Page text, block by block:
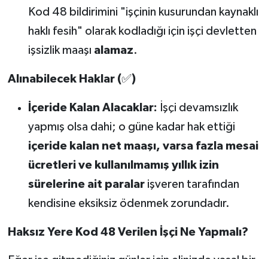
Kod 48 bildirimini "işçinin kusurundan kaynaklı
haklı fesih" olarak kodladığı için işçi devletten
işsizlik maaşı alamaz.
Alınabilecek Haklar (✅)
İçeride Kalan Alacaklar: İşçi devamsızlık
yapmış olsa dahi; o güne kadar hak ettiği
içeride kalan net maaşı, varsa fazla mesai
ücretleri ve kullanılmamış yıllık izin
sürelerine ait paralarişveren tarafından
kendisine eksiksiz ödenmek zorundadır.
Haksız Yere Kod 48 Verilen İşçi Ne Yapmalı?